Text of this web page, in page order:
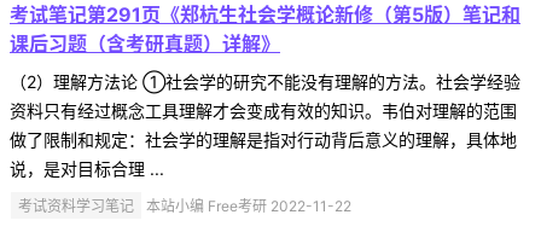
考试笔记第291页《郑杭生社会学概论新修（第5版）笔记和
课后习题（含考研真题）详解》
（2）理解方法论 ①社会学的研究不能没有理解的方法。社会学经验
资料只有经过概念工具理解才会变成有效的知识。韦伯对理解的范围
做了限制和规定：社会学的理解是指对行动背后意义的理解，具体地
说，是对目标合理 ...
考试资料学习笔记 本站小编 Free考研 2022-11-22